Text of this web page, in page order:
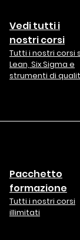
Vedi tutti i
nostri corsi
Tutti i nostri corsi
Lean, Six Sigma e
strumenti di
Pacchetto
formazione
Tutti i nostri corsi
illimitati
luglio 2024
strumenti di
obsoleto
del
esigenze del
software
e
quella del
in
A